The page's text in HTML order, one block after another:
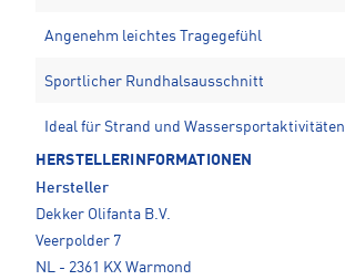
Angenehm leichtes Tragegefühl
Sportlicher Rundhalsausschnitt
Ideal für Strand und Wassersportaktivitäten
HERSTELLERINFORMATIONEN
Hersteller
Dekker Olifanta B.V.
Veerpolder 7
NL - 2361 KX Warmond